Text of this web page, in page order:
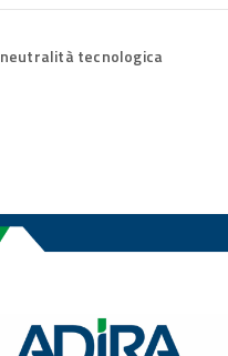
neutralità tecnologica